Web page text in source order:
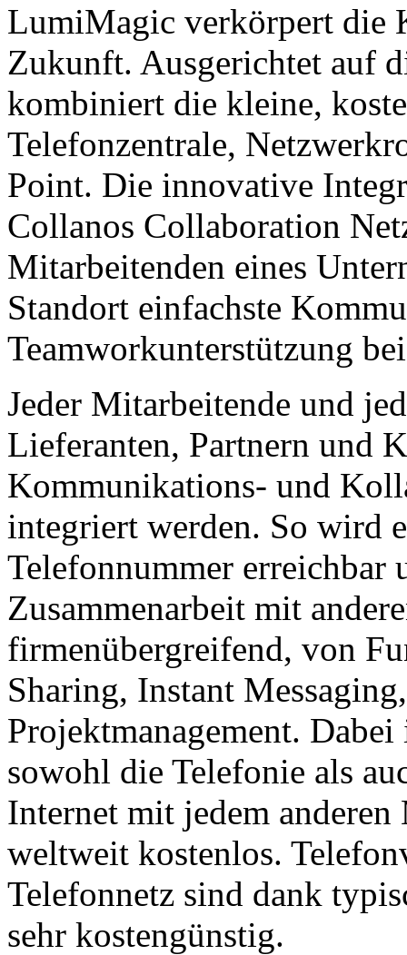
LumiMagic verkörpert die
Zukunft. Ausgerichtet auf
kombiniert die kleine,
Telefonzentrale,
Point. Die innovative
Collanos Collaboration
Mitarbeitenden eines
Standort einfachste
Teamworkunterstützung
Jeder Mitarbeitende und
Lieferanten, Partnern und
Kommunikations- und
integriert werden. So wird
Telefonnummer
Zusammenarbeit mit
firmenübergreifend, von
Sharing, Instant
Projektmanagement.
sowohl die Telefonie als
Internet mit jedem
weltweit kostenlos.
Telefonnetz sind dank
sehr kostengünstig.